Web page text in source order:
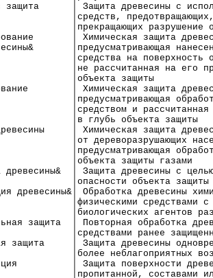
защита      │ Защита древесины с
│средств, предотвращающих,
│прекращающих разрушение
│ Химическая защита
│предусматривающая
│средства на поверхность
│не рассчитанная на его
│объекта защиты
│ Химическая защита
│предусматривающая
│средством и
│в глубь объекта защиты
│ Химическая защита
│от дереворазрушающих
│предусматривающая
│объекта защиты газами
древесины&  │ Защита древесины с
│опасности объекта защиты
древесины&│ Обработка древесины
│физическими средствами с
│биологических агентов
защита  │ Повторная обработка
│средствами ранее
защита     │ Защита древесины
│более неблагоприятных
│ Защита поверхности
│пропитанной, составами